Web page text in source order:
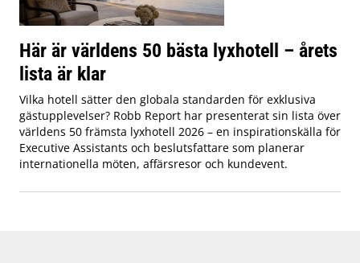
Här är världens 50 bästa lyxhotell – årets
lista är klar
Vilka hotell sätter den globala standarden för exklusiva
gästupplevelser? Robb Report har presenterat sin lista över
världens 50 främsta lyxhotell 2026 – en inspirationskälla för
Executive Assistants och beslutsfattare som planerar
internationella möten, affärsresor och kundevent.